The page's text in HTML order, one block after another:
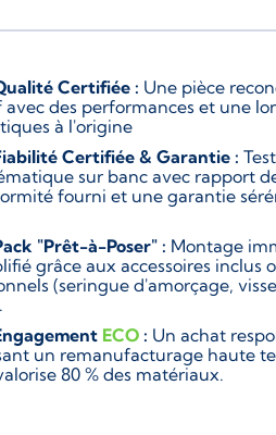
Certifiée : Une pièce
avec des performances et une
à l'origine
Certifiée & Garantie : Test
sur banc avec rapport
fourni et une garantie
"Prêt-à-Poser" : Montage
grâce aux accessoires inclus
(seringue d'amorçage,
ECO : Un achat
un remanufacturage haute
80 % des matériaux.